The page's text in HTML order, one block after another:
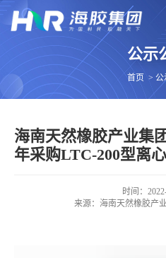
公示
首页 > 公
海南天然橡胶产业集
年采购LTC-200型离
时间：
来源： 海南天然橡胶产